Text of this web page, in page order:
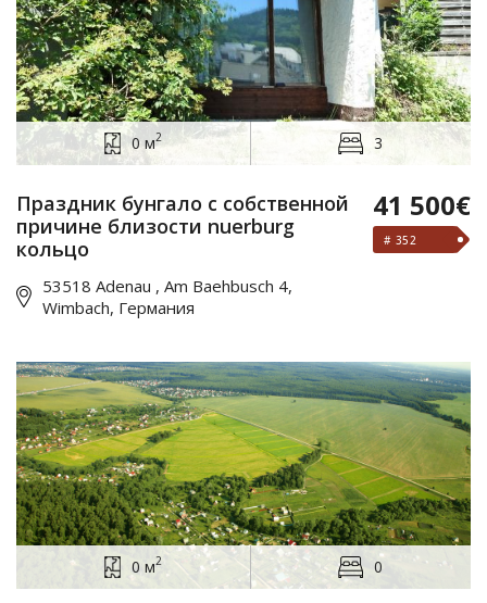
0 м2 3
Праздник бунгало с собственной
причине близости nuerburg
кольцо
53518 Adenau , Am Baehbusch 4,
Wimbach, Германия
41 500€
# 352
0 м2 0